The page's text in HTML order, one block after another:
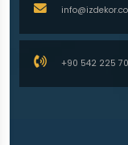
+90 542 225